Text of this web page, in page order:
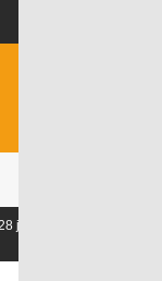
Airlangga: ASEAN jadi